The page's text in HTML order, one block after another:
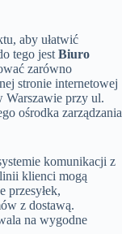
aby ułatwić
tego jest Biuro
zarówno
stronie internetowej
Warszawie przy ul.
ośrodka zarządzania
komunikacji z
klienci mogą
przesyłek,
z dostawą.
na wygodne